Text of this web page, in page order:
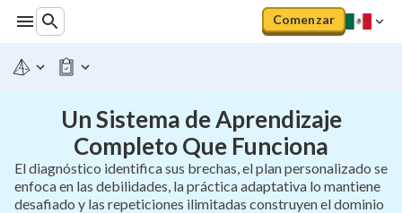
Comenzar
Un Sistema de Aprendizaje
Completo Que Funciona
El diagnóstico identifica sus brechas, el plan personalizado se
enfoca en las debilidades, la práctica adaptativa lo mantiene
desafiado y las repeticiones ilimitadas construyen el dominio